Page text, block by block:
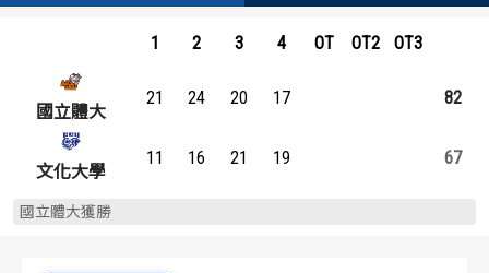
球隊資訊
選手資訊
數據統計
球隊資訊
選手資訊
數據統計
1 2 3 4 OT OT2 OT3
國立體大
21 24 20 17 82
67
11 16 21 19
文化大學
國立體大獲勝